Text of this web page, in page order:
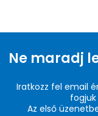
Ne maradj
Iratkozz fel email
Az első